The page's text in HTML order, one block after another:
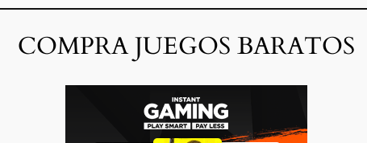
COMPRA JUEGOS BARATOS